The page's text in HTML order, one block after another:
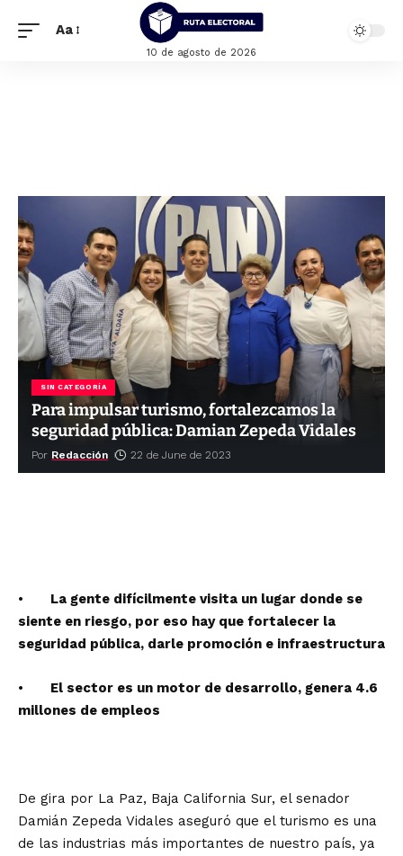
Aa
10 de agosto de 2026
SIN CATEGORÍA
Para impulsar turismo, fortalezcamos la
seguridad pública: Damian Zepeda Vidales
Por Redacción 22 de June de 2023
• La gente difícilmente visita un lugar donde se
siente en riesgo, por eso hay que fortalecer la
seguridad pública, darle promoción e infraestructura
• El sector es un motor de desarrollo, genera 4.6
millones de empleos
De gira por La Paz, Baja California Sur, el senador
Damián Zepeda Vidales aseguró que el turismo es una
de las industrias más importantes de nuestro país, ya